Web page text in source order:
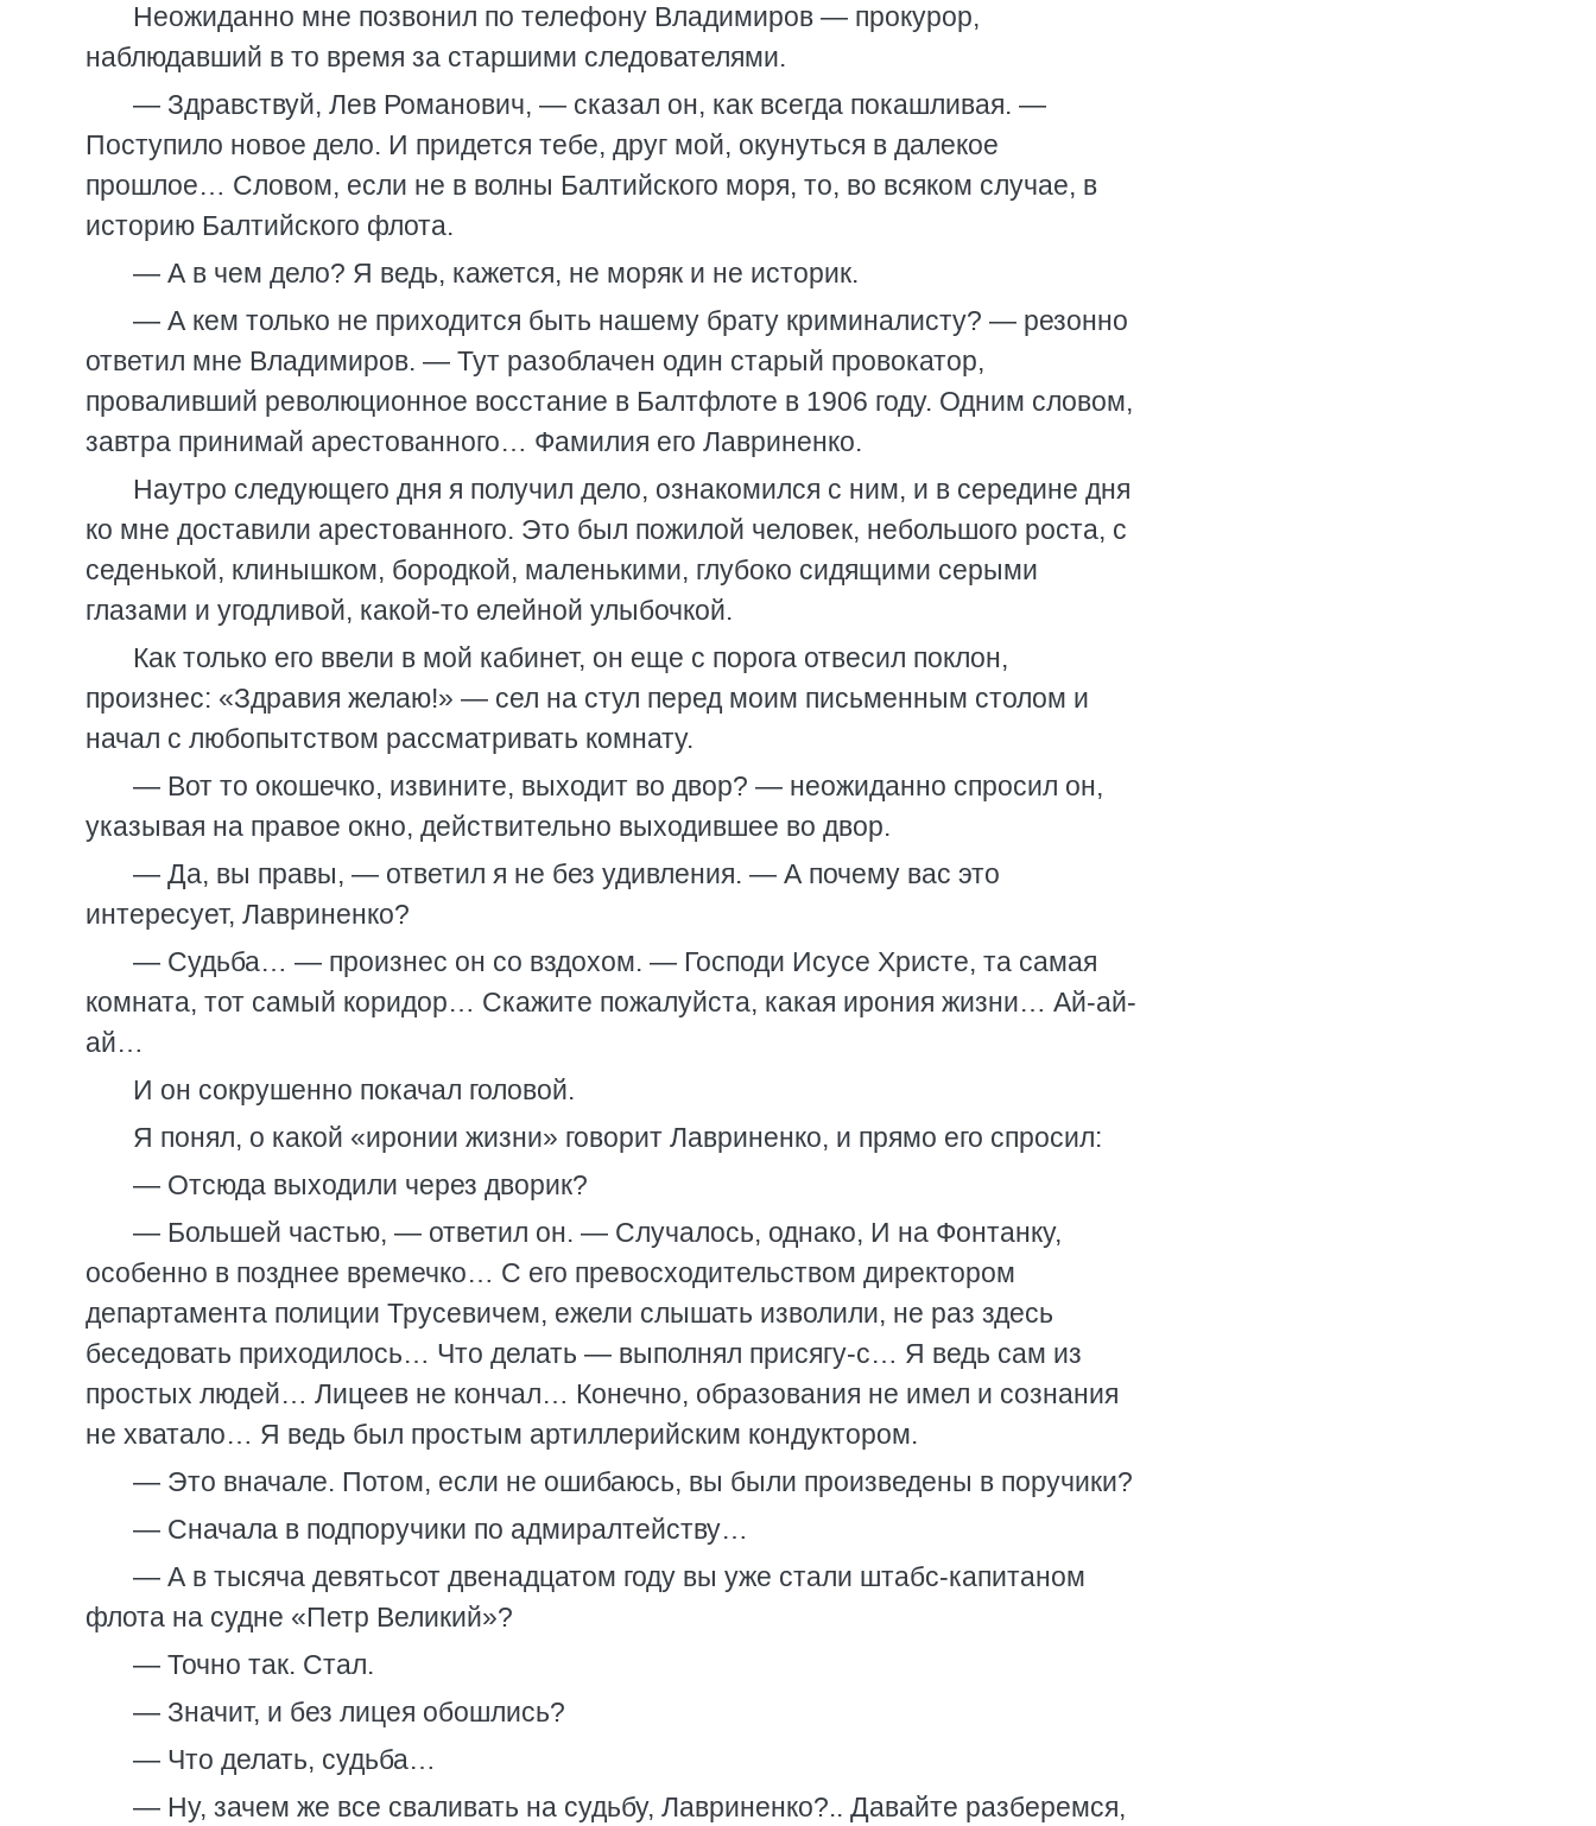
Неожиданно мне позвонил по телефону Владимиров — прокурор,
наблюдавший в то время за старшими следователями.
— Здравствуй, Лев Романович, — сказал он, как всегда покашливая. —
Поступило новое дело. И придется тебе, друг мой, окунуться в далекое
прошлое… Словом, если не в волны Балтийского моря, то, во всяком случае, в
историю Балтийского флота.
— А в чем дело? Я ведь, кажется, не моряк и не историк.
— А кем только не приходится быть нашему брату криминалисту? — резонно
ответил мне Владимиров. — Тут разоблачен один старый провокатор,
проваливший революционное восстание в Балтфлоте в 1906 году. Одним словом,
завтра принимай арестованного… Фамилия его Лавриненко.
Наутро следующего дня я получил дело, ознакомился с ним, и в середине дня
ко мне доставили арестованного. Это был пожилой человек, небольшого роста, с
седенькой, клинышком, бородкой, маленькими, глубоко сидящими серыми
глазами и угодливой, какой-то елейной улыбочкой.
Как только его ввели в мой кабинет, он еще с порога отвесил поклон,
произнес: «Здравия желаю!» — сел на стул перед моим письменным столом и
начал с любопытством рассматривать комнату.
— Вот то окошечко, извините, выходит во двор? — неожиданно спросил он,
указывая на правое окно, действительно выходившее во двор.
— Да, вы правы, — ответил я не без удивления. — А почему вас это
интересует, Лавриненко?
— Судьба… — произнес он со вздохом. — Господи Исусе Христе, та самая
комната, тот самый коридор… Скажите пожалуйста, какая ирония жизни… Ай-ай-
ай…
И он сокрушенно покачал головой.
Я понял, о какой «иронии жизни» говорит Лавриненко, и прямо его спросил:
— Отсюда выходили через дворик?
— Большей частью, — ответил он. — Случалось, однако, И на Фонтанку,
особенно в позднее времечко… С его превосходительством директором
департамента полиции Трусевичем, ежели слышать изволили, не раз здесь
беседовать приходилось… Что делать — выполнял присягу-с… Я ведь сам из
простых людей… Лицеев не кончал… Конечно, образования не имел и сознания
не хватало… Я ведь был простым артиллерийским кондуктором.
— Это вначале. Потом, если не ошибаюсь, вы были произведены в поручики?
— Сначала в подпоручики по адмиралтейству…
— А в тысяча девятьсот двенадцатом году вы уже стали штабс-капитаном
флота на судне «Петр Великий»?
— Точно так. Стал.
— Значит, и без лицея обошлись?
— Что делать, судьба…
— Ну, зачем же все сваливать на судьбу, Лавриненко?.. Давайте разберемся,